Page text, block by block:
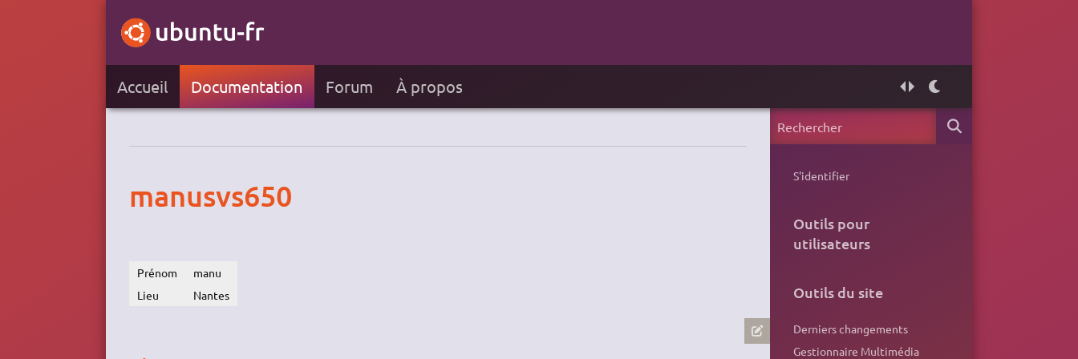
Accueil Documentation Forum À propos
manusvs650
Prénom
manu
Lieu
Nantes
S'identifier
Outils pour
utilisateurs
Outils du site
Derniers changements
Gestionnaire Multimédia